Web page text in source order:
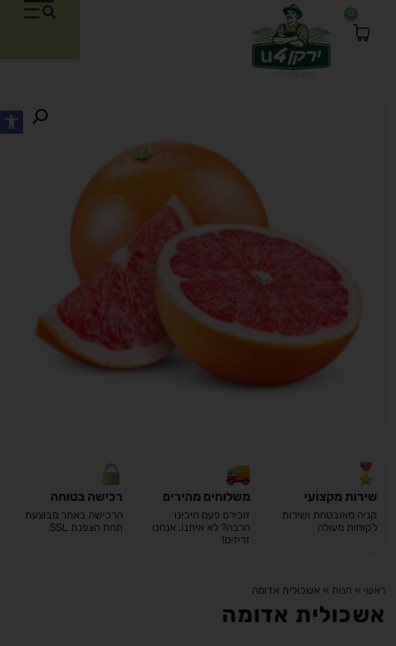
0
ראשי » חנות » אשכולית אדומה
אשכולית אדומה
שירות מקצועי
קניה מאובטחת ושירות
לקוחות מעולה
משלוחים מהירים
זוכירם פעם חיכינו
הרבה? לא איתנו, אנחנו
זריזים!
רכישה בטוחה
הרכישה באתר מבוצעת
תחת הצפנת SSL.